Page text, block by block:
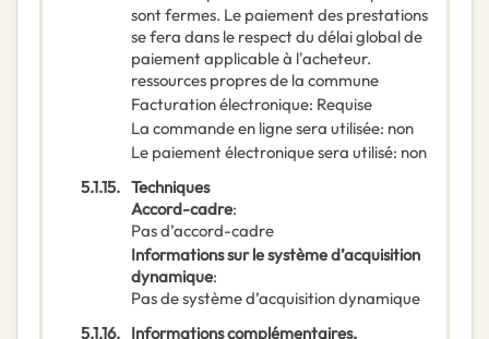
sont fermes. Le paiement des prestations
se fera dans le respect du délai global de
paiement applicable à l'acheteur.
ressources propres de la commune
Facturation électronique: Requise
La commande en ligne sera utilisée: non
Le paiement électronique sera utilisé: non
5.1.15. Techniques
Accord-cadre:
Pas d’accord-cadre
Informations sur le système d’acquisition
dynamique:
Pas de système d’acquisition dynamique
5.1.16. Informations complémentaires,